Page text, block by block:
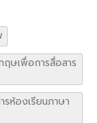
ษเพื่อการสื่อสาร
รห้องเรียนภาษา